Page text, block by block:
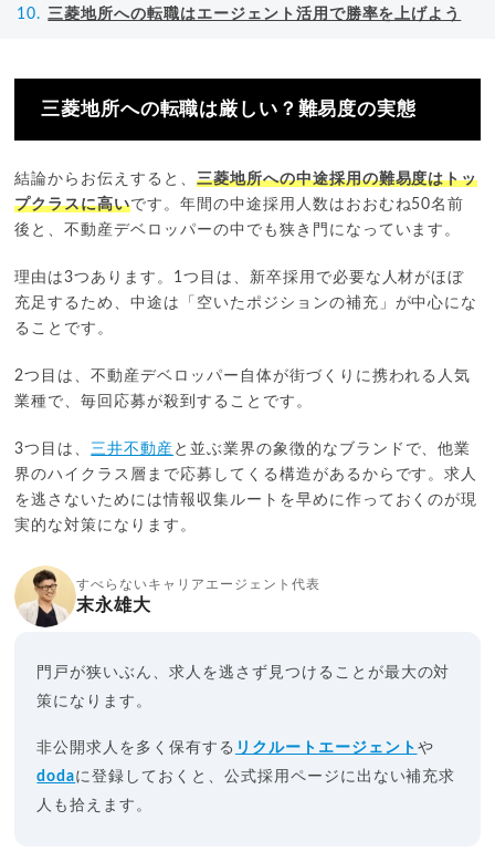
三菱地所への転職はエージェント活用で勝率を上げよう
三菱地所への転職は厳しい？難易度の実態
結論からお伝えすると、 三菱地所への中途採用の難易度はトッ
プクラスに高いです。年間の中途採用人数はおおむね50名前
後と、不動産デベロッパーの中でも狭き門になっています。
理由は3つあります。1つ目は、新卒採用で必要な人材がほぼ
充足するため、中途は「空いたポジションの補充」が中心にな
ることです。
2つ目は、不動産デベロッパー自体が街づくりに携われる人気
業種で、毎回応募が殺到することです。
3つ目は、三井不動産 と並ぶ業界の象徴的なブランドで、他業
界のハイクラス層まで応募してくる構造があるからです。求人
を逃さないためには情報収集ルートを早めに作っておくのが現
実的な対策になります。
すべらないキャリアエージェント代表
末永雄大
門戸が狭いぶん、求人を逃さず見つけることが最大の対
策になります。
非公開求人を多く保有する リクルートエージェント や
dodaに登録しておくと、公式採用ページに出ない補充求
人も拾えます。